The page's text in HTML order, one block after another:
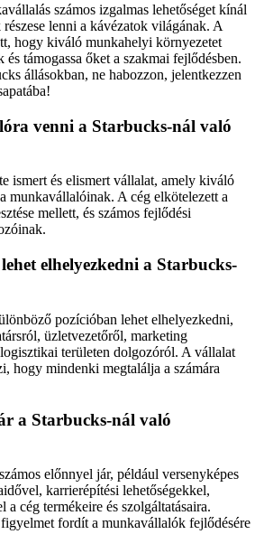
számos izgalmas lehetőséget kínál
lenni a kávézatok világának. A
hogy kiváló munkahelyi környezetet
támogassa őket a szakmai fejlődésben.
állásokban, ne habozzon, jelentkezzen
venni a Starbucks-nál való
ismert és elismert vállalat, amely kiváló
munkavállalóinak. A cég elkötelezett a
mellett, és számos fejlődési
elhelyezkedni a Starbucks-
pozícióban lehet elhelyezkedni,
üzletvezetőről, marketing
területen dolgozóról. A vállalat
hogy mindenki megtalálja a számára
a Starbucks-nál való
előnnyel jár, például versenyképes
karrierépítési lehetőségekkel,
cég termékeire és szolgáltatásaira.
fordít a munkavállalók fejlődésére